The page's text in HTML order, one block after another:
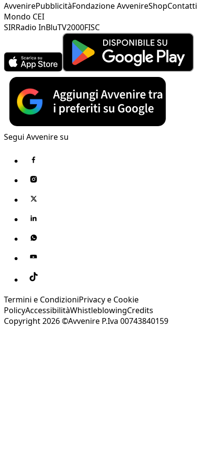
AvvenirePubblicitàFondazione AvvenireShopContatti
Mondo CEI
SIRRadio InBluTV2000FISC
Segui Avvenire su
Termini e CondizioniPrivacy e Cookie
PolicyAccessibilitàWhistleblowingCredits
Copyright 2026 ©Avvenire P.Iva 00743840159